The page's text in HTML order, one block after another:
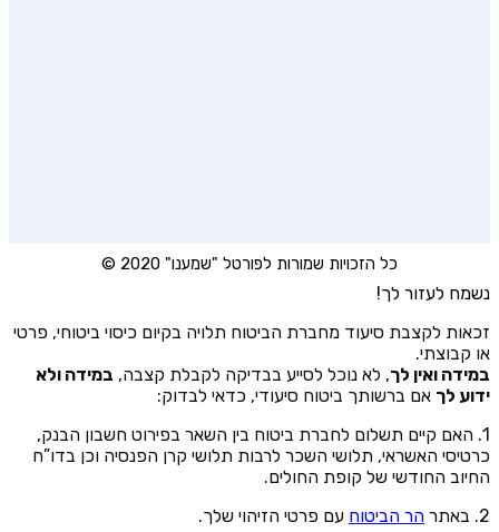
כל הזכויות שמורות לפורטל "שמענו" 2020 ©
נשמח לעזור לך!
זכאות לקצבת סיעוד מחברת הביטוח תלויה בקיום כיסוי ביטוחי, פרטי
או קבוצתי.
במידה ואין לך, לא נוכל לסייע בבדיקה לקבלת קצבה, במידה ולא
ידוע לך אם ברשותך ביטוח סיעודי, כדאי לבדוק:
1. האם קיים תשלום לחברת ביטוח בין השאר בפירוט חשבון הבנק,
כרטיסי האשראי, תלושי השכר לרבות תלושי קרן הפנסיה וכן בדו”ח
החיוב החודשי של קופת החולים.
2. באתר
הר הביטוח עם פרטי הזיהוי שלך.